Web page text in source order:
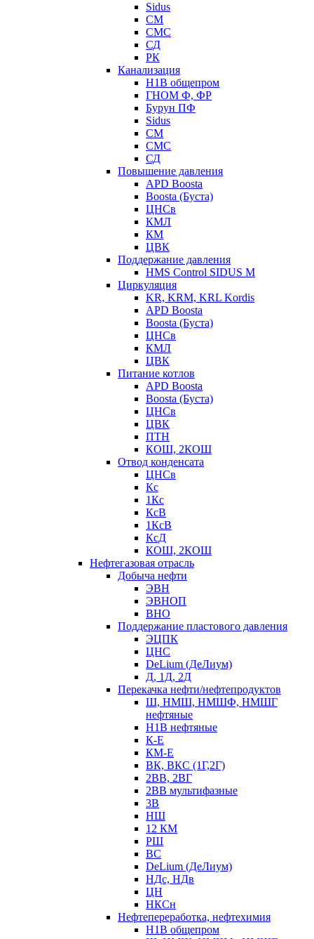
Sidus
СМ
СМС
СД
РК
Канализация
Н1В общепром
ГНОМ Ф, ФР
Бурун ПФ
Sidus
СМ
СМС
СД
Повышение давления
APD Boosta
Boosta (Буста)
ЦНСв
КМЛ
КМ
ЦВК
Поддержание давления
HMS Control SIDUS M
Циркуляция
KR, KRM, KRL Kordis
APD Boosta
Boosta (Буста)
ЦНСв
КМЛ
ЦВК
Питание котлов
APD Boosta
Boosta (Буста)
ЦНСв
ЦВК
ПТН
КОШ, 2КОШ
Отвод конденсата
ЦНСв
Кс
1Кс
КсВ
1КсВ
КсД
КОШ, 2КОШ
Нефтегазовая отрасль
Добыча нефти
ЭВН
ЭВНОП
ВНО
Поддержание пластового давления
ЭЦПК
ЦНС
DeLium (ДеЛиум)
Д, 1Д, 2Д
Перекачка нефти/нефтепродуктов
Ш, НМШ, НМШФ, НМШГ
нефтяные
Н1В нефтяные
К-Е
КМ-Е
ВК, ВКС (1Г,2Г)
2ВВ, 2ВГ
2ВВ мультифазные
3В
НШ
12 КМ
РШ
ВС
DeLium (ДеЛиум)
НДс, НДв
ЦН
НКСн
Нефтепереработка, нефтехимия
Н1В общепром